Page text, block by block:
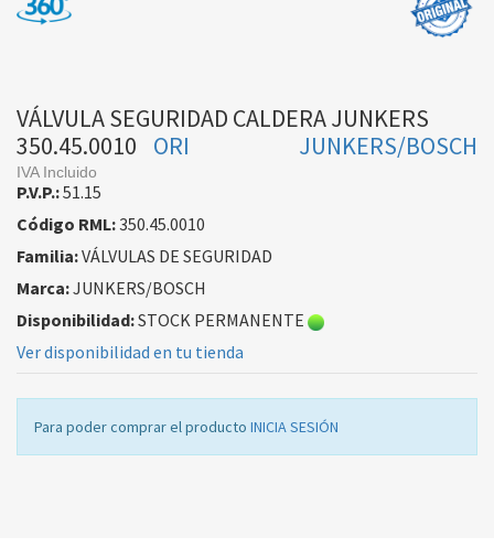
VÁLVULA SEGURIDAD CALDERA JUNKERS
350.45.0010
JUNKERS/BOSCH
ORI
IVA Incluido
P.V.P.:51.15
Código RML:350.45.0010
Familia:VÁLVULAS DE SEGURIDAD
Marca:JUNKERS/BOSCH
Disponibilidad:STOCK PERMANENTE
Ver disponibilidad en tu tienda
Para poder comprar el producto INICIA SESIÓN